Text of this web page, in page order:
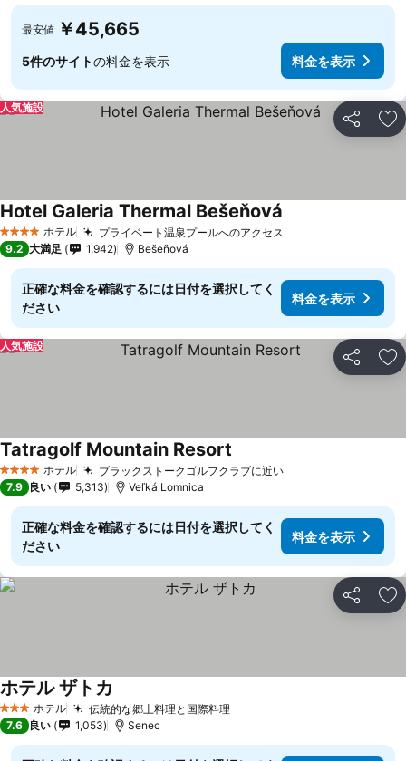
最安値 ￥45,665
5件のサイトの料金を表示 料金を表示
シェア お
人気施設
4 ホテルのランク
ホテル プライベート温泉プールへのアクセス
Hotel Galeria Thermal Bešeňová
9.2 大満足 1,942 Bešeňová
正確な料金を確認するには日付を選択してく
ださい
料金を表示
シェア お
人気施設
4 ホテルのランク
ホテル ブラックストークゴルフクラブに近い
Tatragolf Mountain Resort
7.9 良い 5,313 Veľká Lomnica
正確な料金を確認するには日付を選択してく
ださい
料金を表示
シェア お
3 ホテルのランク
ホテル 伝統的な郷土料理と国際料理
ホテル ザトカ
7.6 良い 1,053 Senec